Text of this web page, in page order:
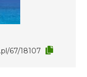
67/18107